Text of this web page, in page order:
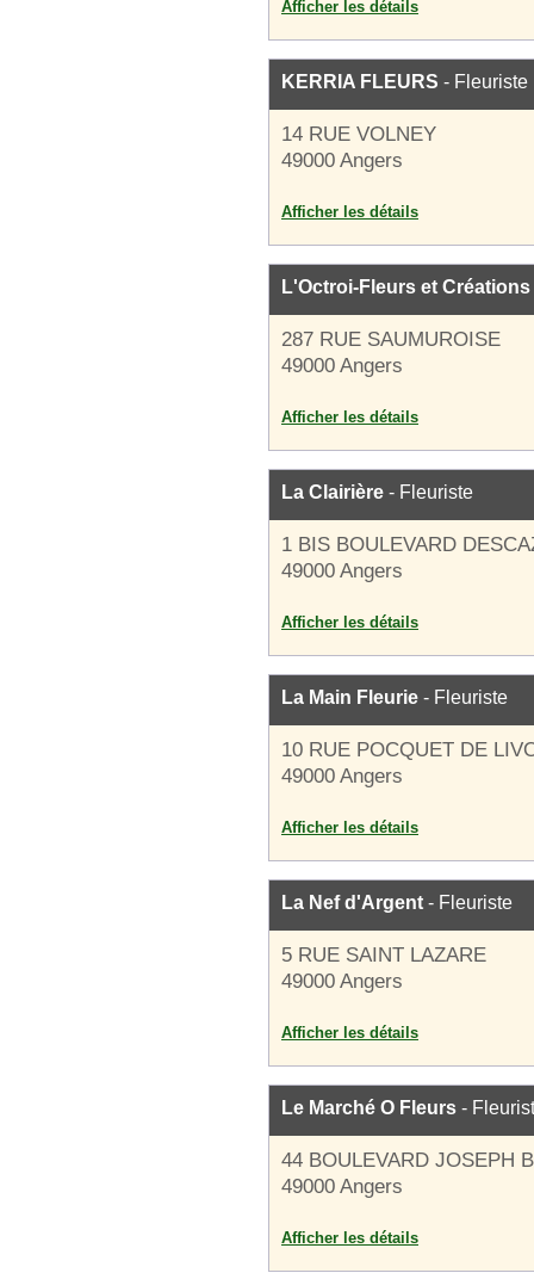
Afficher les détails
KERRIA FLEURS - Fleuriste
14 RUE VOLNEY
49000 Angers
Afficher les détails
L'Octroi-Fleurs et Créations
287 RUE SAUMUROISE
49000 Angers
Afficher les détails
La Clairière - Fleuriste
1 BIS BOULEVARD
49000 Angers
Afficher les détails
La Main Fleurie - Fleuriste
10 RUE POCQUET DE
49000 Angers
Afficher les détails
La Nef d'Argent - Fleuriste
5 RUE SAINT LAZARE
49000 Angers
Afficher les détails
Le Marché O Fleurs -
44 BOULEVARD JOSEPH
49000 Angers
Afficher les détails